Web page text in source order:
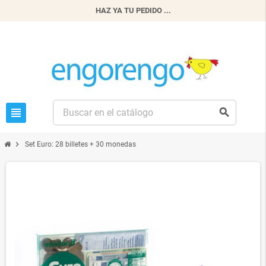
HAZ YA TU PEDIDO ...
view_headline search
chevron_right Set Euro: 28 billetes + 30 monedas